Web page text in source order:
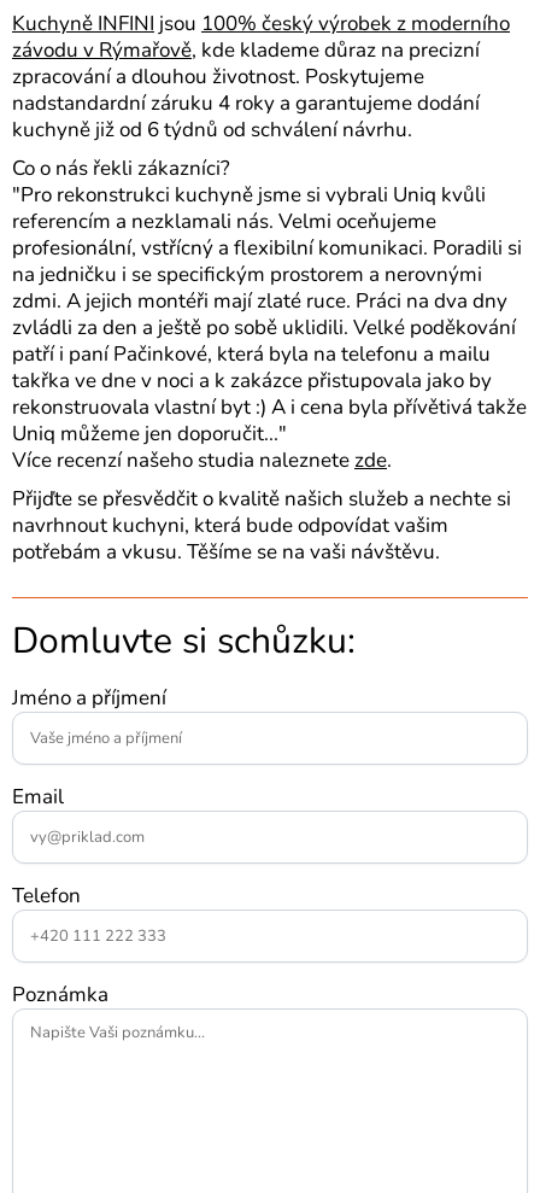
Kuchyně INFINI jsou 100% český výrobek z moderního
závodu v Rýmařově, kde klademe důraz na precizní
zpracování a dlouhou životnost. Poskytujeme
nadstandardní záruku 4 roky a garantujeme dodání
kuchyně již od 6 týdnů od schválení návrhu.
Co o nás řekli zákazníci?
"Pro rekonstrukci kuchyně jsme si vybrali Uniq kvůli
referencím a nezklamali nás. Velmi oceňujeme
profesionální, vstřícný a flexibilní komunikaci. Poradili si
na jedničku i se specifickým prostorem a nerovnými
zdmi. A jejich montéři mají zlaté ruce. Práci na dva dny
zvládli za den a ještě po sobě uklidili. Velké poděkování
patří i paní Pačinkové, která byla na telefonu a mailu
takřka ve dne v noci a k zakázce přistupovala jako by
rekonstruovala vlastní byt :) A i cena byla přívětivá takže
Uniq můžeme jen doporučit..."
Více recenzí našeho studia naleznete zde.
Přijďte se přesvědčit o kvalitě našich služeb a nechte si
navrhnout kuchyni, která bude odpovídat vašim
potřebám a vkusu. Těšíme se na vaši návštěvu.
Domluvte si schůzku:
Jméno a příjmení
Email
Telefon
Poznámka